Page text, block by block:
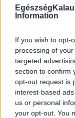
Information
If you wish to opt-
processing of
targeted
section to confirm
opt-out request is
interest-based
us or personal
your opt-out. You
Új
magyar
nyitnak a